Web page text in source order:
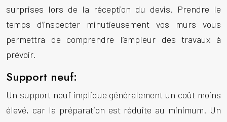
surprises lors de la réception du devis. Prendre le
temps d’inspecter minutieusement vos murs vous
permettra de comprendre l’ampleur des travaux à
prévoir.
Support neuf:
Un support neuf implique généralement un coût moins
élevé, car la préparation est réduite au minimum. Un